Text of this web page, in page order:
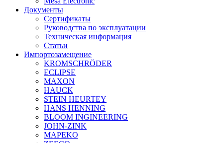
Документы
Сертификаты
Руководства по эксплуатации
Техническая информация
Статьи
Импортозамещение
KROMSCHRÖDER
ECLIPSE
MAXON
HAUCK
STEIN HEURTEY
HANS HENNING
BLOOM INGINEERING
JOHN-ZINK
MAPEKO